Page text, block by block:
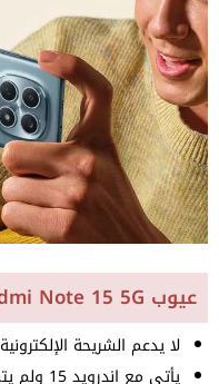
عيوب Xiaomi Redmi Note 15 5G
لا يدعم الشريحة الإلكترونية eSIM.
يأتي مع اندرويد 15 ولم يتم تحديد سنوات الدعم والتحديثات.